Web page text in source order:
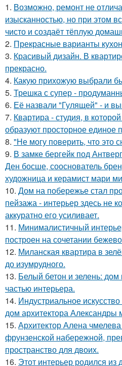
1. Возможно, ремонт не
изысканностью, но при этом
чисто и создаёт тёплую
2. Прекрасные варианты
3. Красивый дизайн. В
прекрасно.
4. Какую прихожую выбрали
5. Трешка с супер -
6. Её назвали "Гулящей" - и
7. Квартира - студия, в
образуют просторное единое
8. "Не могу поверить, что это
9. В замке бергейк под
Ден босше, сооснователь
художница и керамист мари
10. Дом на побережье стал
пейзажа - интерьер здесь не
аккуратно его усиливает.
11. Минималистичный
построен на сочетании
12. Миланская квартира в
до изумрудного.
13. Белый бетон и зелень: дом
частью интерьера.
14. Индустриальное
дом архитектора Александры
15. Архитектор Алена
фрунзенской набережной,
пространство для двоих.
16. Этот интерьер родился из